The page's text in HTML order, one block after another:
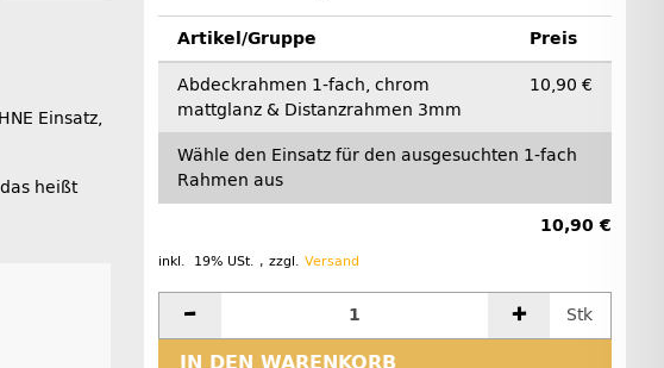
Einsatz,
heißt
Artikel/Gruppe Preis
Abdeckrahmen 1-fach, chrom
mattglanz & Distanzrahmen 3mm
10,90 €
Wähle den Einsatz für den ausgesuchten 1-fach
Rahmen aus
10,90 €
inkl. 19% USt. , zzgl. Versand
Stk
IN DEN WARENKORB